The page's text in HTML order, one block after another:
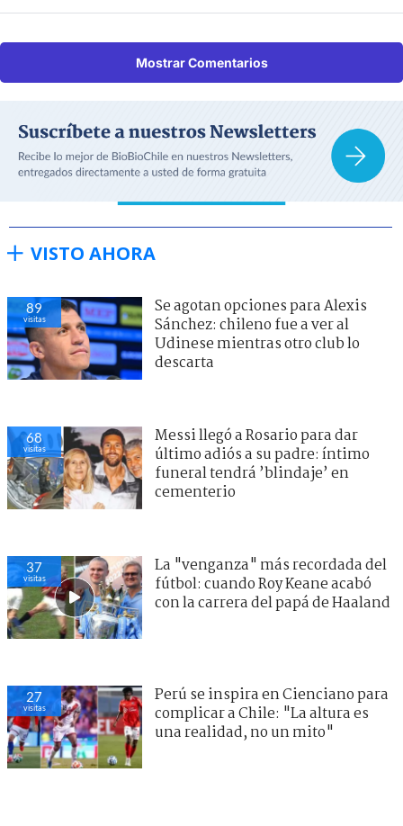
Mostrar Comentarios
VISTO AHORA
89
visitas
Se agotan opciones para Alexis
Sánchez: chileno fue a ver al
Udinese mientras otro club lo
descarta
68
visitas
Messi llegó a Rosario para dar
último adiós a su padre: íntimo
funeral tendrá ’blindaje’ en
cementerio
37
visitas
La "venganza" más recordada del
fútbol: cuando Roy Keane acabó
con la carrera del papá de Haaland
27
visitas
Perú se inspira en Cienciano para
complicar a Chile: "La altura es
una realidad, no un mito"